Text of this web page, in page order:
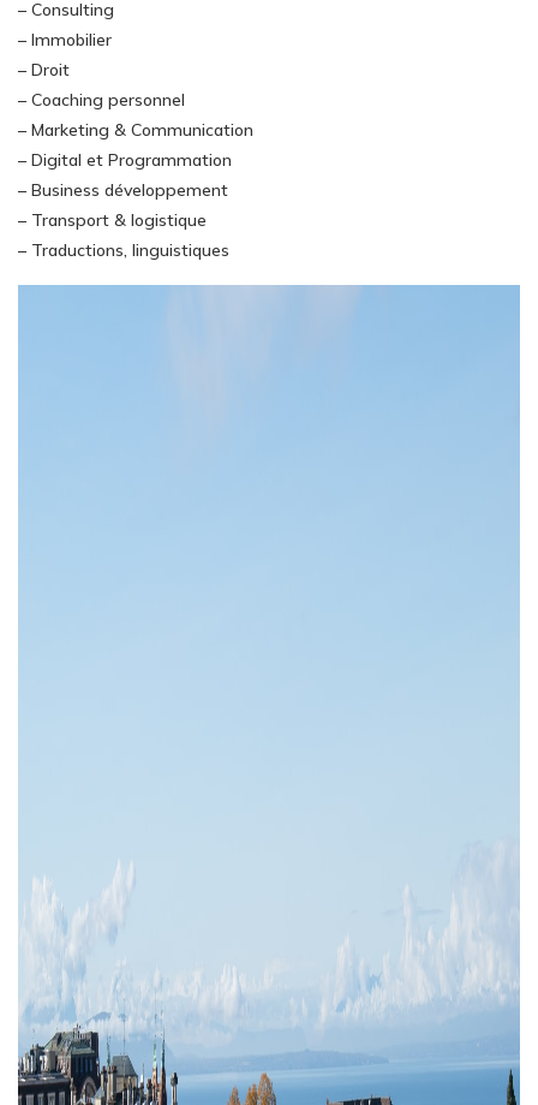
– Consulting
– Immobilier
– Droit
– Coaching personnel
– Marketing & Communication
– Digital et Programmation
– Business développement
– Transport & logistique
– Traductions, linguistiques